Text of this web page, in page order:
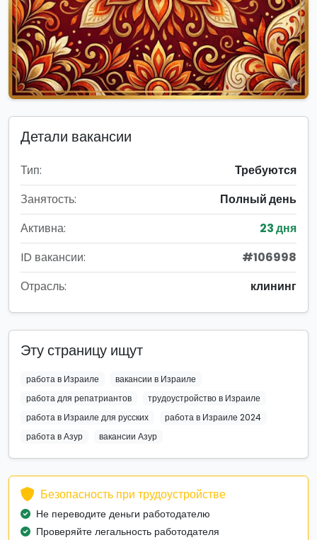
Детали вакансии
Тип:
Требуются
Занятость:
Полный день
Активна:
23 дня
ID вакансии:
#106998
Отрасль:
клининг
Эту страницу ищут
работа в Израиле
вакансии в Израиле
работа для репатриантов
трудоустройство в Израиле
работа в Израиле для русских
работа в Израиле 2024
работа в Азур
вакансии Азур
Безопасность при трудоустройстве
Не переводите деньги работодателю
Проверяйте легальность работодателя